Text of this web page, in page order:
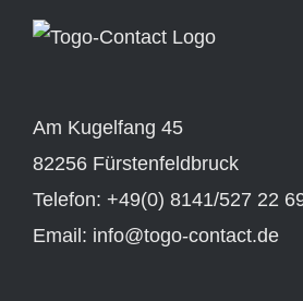
Am Kugelfang 45
82256 Fürstenfeldbruck
Telefon: +49(0) 8141/527 22
Email: info@togo-contact.de